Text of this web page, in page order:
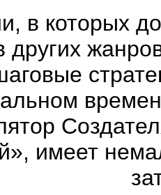
в которых
других
имеет